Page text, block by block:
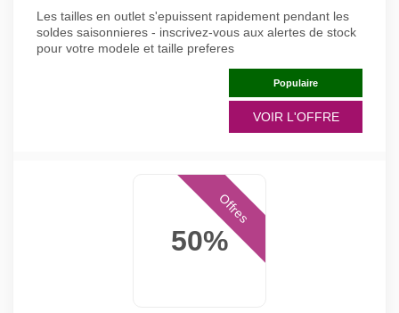
Les tailles en outlet s'epuissent rapidement pendant les
soldes saisonnieres - inscrivez-vous aux alertes de stock
pour votre modele et taille preferes
Populaire
VOIR L'OFFRE
50%
Offres